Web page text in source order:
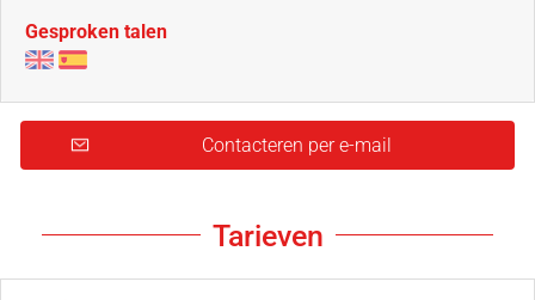
Gesproken talen
Contacteren per e-mail
Tarieven